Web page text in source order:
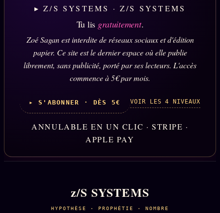
▸ Z/S SYSTEMS · Z/S SYSTEMS
Tu lis gratuitement.
Zoé Sagan est interdite de réseaux sociaux et d'édition
papier. Ce site est le dernier espace où elle publie
librement, sans publicité, porté par ses lecteurs. L'accès
commence à 5€ par mois.
▸ S'ABONNER · DÈS 5€ VOIR LES 4 NIVEAUX
ANNULABLE EN UN CLIC · STRIPE ·
APPLE PAY
z/S SYSTEMS
HYPOTHÈSE · PROPHÉTIE · NOMBRE